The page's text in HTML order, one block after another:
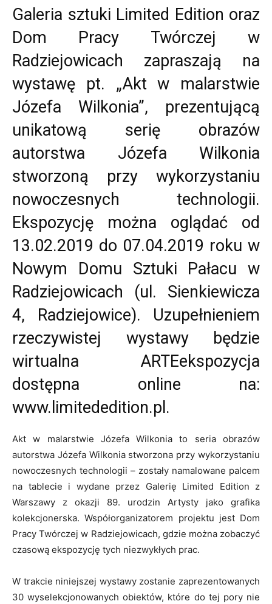
Galeria sztuki Limited Edition oraz
Dom Pracy Twórczej w
Radziejowicach zapraszają na
wystawę pt. „Akt w malarstwie
Józefa Wilkonia”, prezentującą
unikatową serię obrazów
autorstwa Józefa Wilkonia
stworzoną przy wykorzystaniu
nowoczesnych technologii.
Ekspozycję można oglądać od
13.02.2019 do 07.04.2019 roku w
Nowym Domu Sztuki Pałacu w
Radziejowicach (ul. Sienkiewicza
4, Radziejowice). Uzupełnieniem
rzeczywistej wystawy będzie
wirtualna ARTEekspozycja
dostępna online na:
www.limitededition.pl.
Akt w malarstwie Józefa Wilkonia to seria obrazów
autorstwa Józefa Wilkonia stworzona przy wykorzystaniu
nowoczesnych technologii – zostały namalowane palcem
na tablecie i wydane przez Galerię Limited Edition z
Warszawy z okazji 89. urodzin Artysty jako grafika
kolekcjonerska. Współorganizatorem projektu jest Dom
Pracy Twórczej w Radziejowicach, gdzie można zobaczyć
czasową ekspozycję tych niezwykłych prac.
W trakcie niniejszej wystawy zostanie zaprezentowanych
30 wyselekcjonowanych obiektów, które do tej pory nie